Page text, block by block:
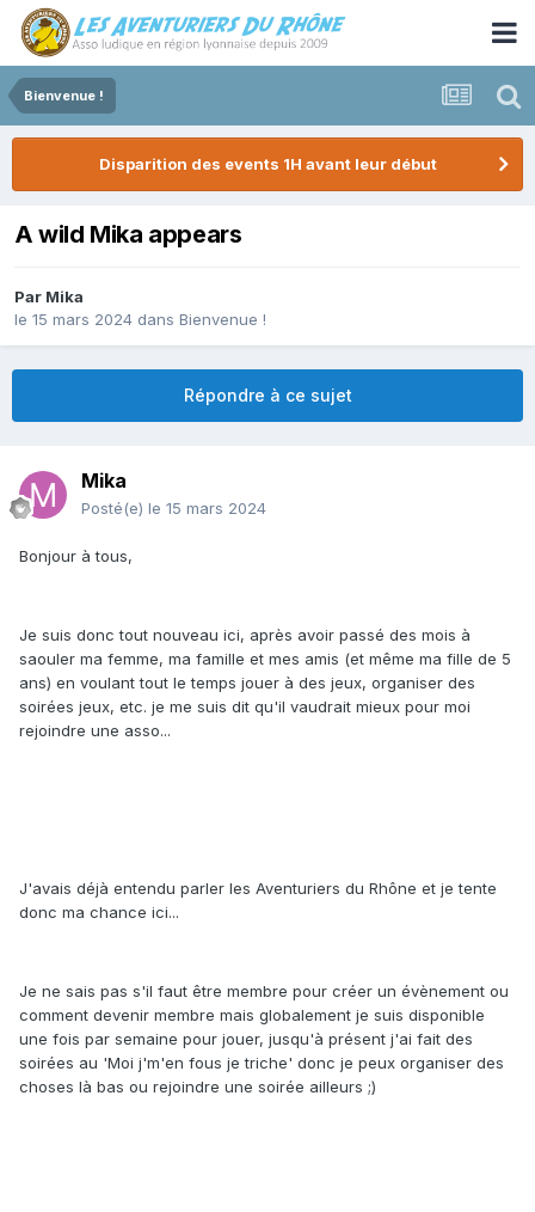
Bienvenue !
Disparition des events 1H avant leur début
A wild Mika appears
Par Mika
le 15 mars 2024 dans Bienvenue !
Répondre à ce sujet
Mika
Posté(e) le 15 mars 2024
Bonjour à tous,
Je suis donc tout nouveau ici, après avoir passé des mois à
saouler ma femme, ma famille et mes amis (et même ma fille de 5
ans) en voulant tout le temps jouer à des jeux, organiser des
soirées jeux, etc. je me suis dit qu'il vaudrait mieux pour moi
rejoindre une asso...
J'avais déjà entendu parler les Aventuriers du Rhône et je tente
donc ma chance ici...
Je ne sais pas s'il faut être membre pour créer un évènement ou
comment devenir membre mais globalement je suis disponible
une fois par semaine pour jouer, jusqu'à présent j'ai fait des
soirées au 'Moi j'm'en fous je triche' donc je peux organiser des
choses là bas ou rejoindre une soirée ailleurs ;)